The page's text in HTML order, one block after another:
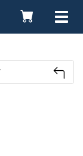
Toggle
Cart